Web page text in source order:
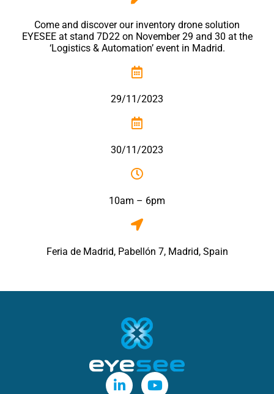
Come and discover our inventory drone solution
EYESEE at stand 7D22 on November 29 and 30 at the
‘Logistics & Automation’ event in Madrid.
29/11/2023
30/11/2023
10am – 6pm
Feria de Madrid, Pabellón 7, Madrid, Spain